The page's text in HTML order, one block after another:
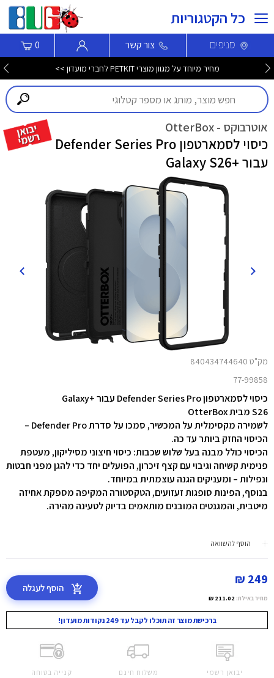
כל הקטגוריות
סניפים צור קשר 0
מחיר מיוחד על מגוון מוצרי PETKIT לחברי מועדון >>
אוטרבוקס - OtterBox
כיסוי לסמארטפון Defender Series Pro
עבור +Galaxy S26
מק"ט 840434744640
77-99858
כיסוי לסמארטפון Defender Series Pro עבור +Galaxy
S26 מבית OtterBox
לשמירה מקסימלית על המכשיר, סמכו על סדרת Defender Pro –
הכיסוי החזק ביותר עד כה.
הכיסוי כולל מבנה בעל שלוש שכבות: כיסוי חיצוני מסיליקון, מעטפת
פנימית קשיחה וגיבוי עם קצף זיכרון, הפועלים יחד כדי להגן מפני חבטות
ונפילות – ומעניקים הגנה עוצמתית במיוחד.
בנוסף, הפינות סופגות זעזועים, הטקסטורה המקיפה מספקת אחיזה
מיטבית, והמגנטים המובנים מותאמים בדיוק לטעינה מהירה.
הוסף להשוואה
249 ₪
מחיר באילת: 211.02 ₪
הוסף לעגלה
ברכישת מוצר זה תוכלו לקבל עד 249 נקודות מועדון!
יבואן רשמי משלוח חינם קנייה בטוחה